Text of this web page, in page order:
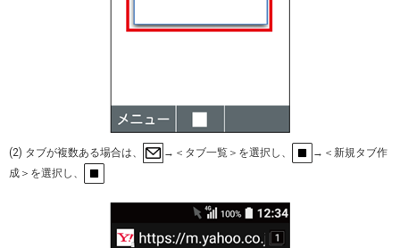
(2) タブが複数ある場合は、 →＜タブ一覧＞を選択し、
→＜新規タブ作
成＞を選択し、